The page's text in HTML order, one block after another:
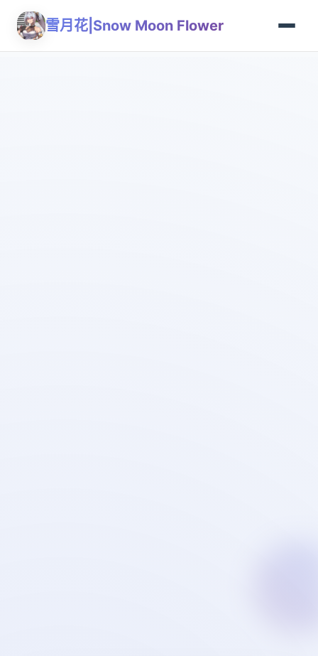
雪月花|Snow Moon Flower